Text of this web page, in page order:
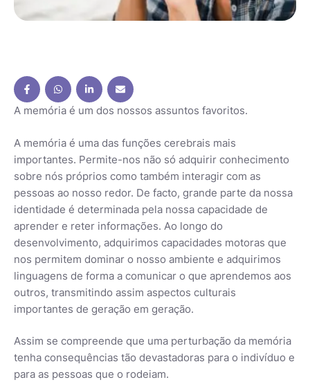
A memória é um dos nossos assuntos favoritos.
A memória é uma das funções cerebrais mais
importantes. Permite-nos não só adquirir conhecimento
sobre nós próprios como também interagir com as
pessoas ao nosso redor. De facto, grande parte da nossa
identidade é determinada pela nossa capacidade de
aprender e reter informações. Ao longo do
desenvolvimento, adquirimos capacidades motoras que
nos permitem dominar o nosso ambiente e adquirimos
linguagens de forma a comunicar o que aprendemos aos
outros, transmitindo assim aspectos culturais
importantes de geração em geração.
Assim se compreende que uma perturbação da memória
tenha consequências tão devastadoras para o indivíduo e
para as pessoas que o rodeiam.